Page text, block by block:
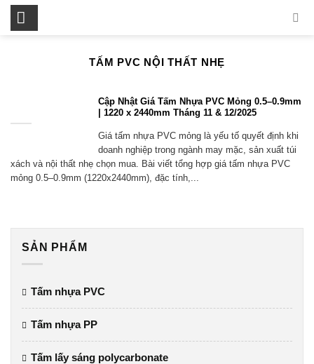
Skip
TẤM PVC NỘI THẤT NHẸ
SẢN PHẨM
Tấm nhựa PVC
Tấm nhựa PP
Tấm lấy sáng polycarbonate
Cập Nhật Giá Tấm Nhựa PVC Mỏng 0.5–
0.9mm | 1220 x 2440mm Tháng 11 & 12/2025
Giá tấm nhựa PVC mỏng là yếu tố quyết định khi
doanh nghiệp trong ngành may mặc, sản xuất túi
xách và nội thất nhẹ chọn mua. Bài viết tổng hợp giá tấm nhựa PVC
mỏng 0.5–0.9mm (1220x2440mm), đặc tính,...